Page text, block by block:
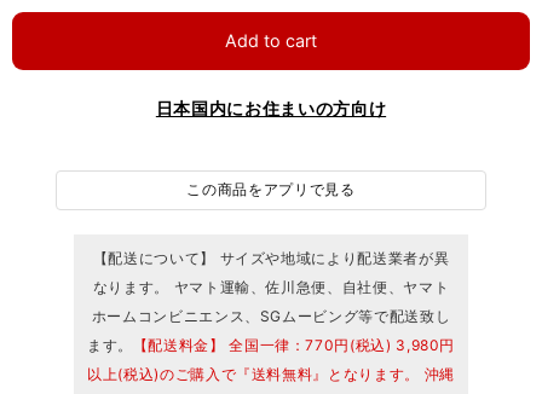
Add to cart
日本国内にお住まいの方向け
この商品をアプリで見る
【配送について】 サイズや地域により配送業者が異
なります。 ヤマト運輸、佐川急便、自社便、ヤマト
ホームコンビニエンス、SGムービング等で配送致し
ます。
【配送料金】 全国一律：770円(税込) 3,980円
以上(税込)のご購入で『送料無料』となります。 沖縄